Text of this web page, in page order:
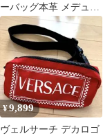
ーバッグ本革 メデュー
サ VERSACE 黒ゴール
ド
¥9,899
ヴェルサーチ デカロゴ